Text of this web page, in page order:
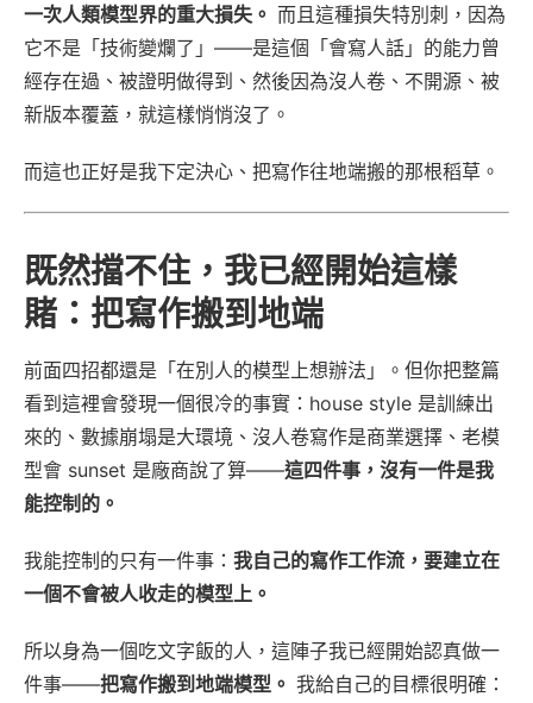
一次人類模型界的重大損失。 而且這種損失特別刺，因為
它不是「技術變爛了」——是這個「會寫人話」的能力曾
經存在過、被證明做得到、然後因為沒人卷、不開源、被
新版本覆蓋，就這樣悄悄沒了。
而這也正好是我下定決心、把寫作往地端搬的那根稻草。
既然擋不住，我已經開始這樣
賭：把寫作搬到地端
前面四招都還是「在別人的模型上想辦法」。但你把整篇
看到這裡會發現一個很冷的事實：house style 是訓練出
來的、數據崩塌是大環境、沒人卷寫作是商業選擇、老模
型會 sunset 是廠商說了算——這四件事，沒有一件是我
能控制的。
我能控制的只有一件事： 我自己的寫作工作流，要建立在
一個不會被人收走的模型上。
所以身為一個吃文字飯的人，這陣子我已經開始認真做一
件事——把寫作搬到地端模型。 我給自己的目標很明確：